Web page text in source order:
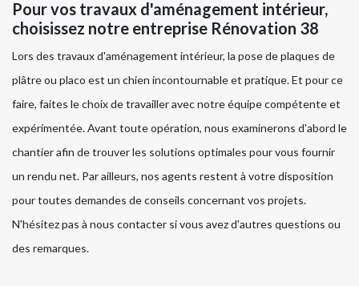
Pour vos travaux d'aménagement intérieur,
choisissez notre entreprise Rénovation 38
Lors des travaux d'aménagement intérieur, la pose de plaques de
plâtre ou placo est un chien incontournable et pratique. Et pour ce
faire, faites le choix de travailler avec notre équipe compétente et
expérimentée. Avant toute opération, nous examinerons d'abord le
chantier afin de trouver les solutions optimales pour vous fournir
un rendu net. Par ailleurs, nos agents restent à votre disposition
pour toutes demandes de conseils concernant vos projets.
N'hésitez pas à nous contacter si vous avez d'autres questions ou
des remarques.